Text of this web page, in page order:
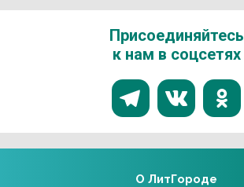
Присоединяйтесь
к нам в соцсетях
О ЛитГороде